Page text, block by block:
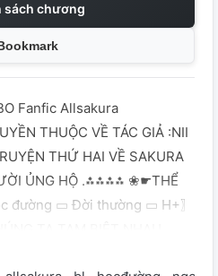
sách chương
Fanfic Allsakura
THUỘC VỀ TÁC GIẢ :NII
THỨ HAI VỀ SAKURA
ỦNG HỘ .⁂⁂⁂⁂ ❀☛THỂ
đường ▭ Đời thường ▭ H+〗
BÁNG NHÂN VẬT TRONG